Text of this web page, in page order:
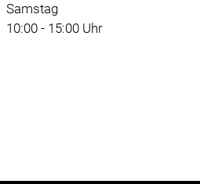
Samstag
10:00 - 15:00 Uhr